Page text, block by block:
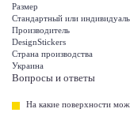
Размер
Стандартный или
Производитель
DesignStickers
Страна производства
Украина
Вопросы и ответы
На какие поверхности